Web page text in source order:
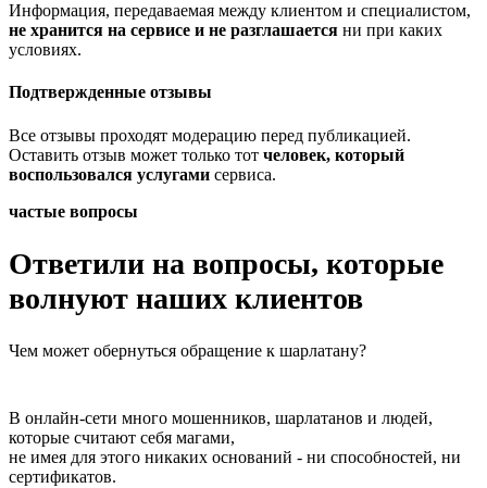
Информация, передаваемая между клиентом и специалистом,
не хранится на сервисе и не разглашается ни при каких
условиях.
Подтвержденные отзывы
Все отзывы проходят модерацию перед публикацией.
Оставить отзыв может только тот человек, который
воспользовался услугами сервиса.
частые вопросы
Ответили на вопросы, которые
волнуют наших клиентов
Чем может обернуться обращение к шарлатану?
В онлайн-сети много мошенников, шарлатанов и людей,
которые считают себя магами,
не имея для этого никаких оснований - ни способностей, ни
сертификатов.